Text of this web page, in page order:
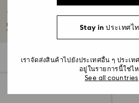
คอลเลกชัน Lucent
เตรียมพร้อมเปล่งประกายเจิดจ้าด้วยคริสตัลเจียระไนแ
ปรารถนา...
13 ผลลัพธ์ ตัวก
ตัว
กร
Stay in ประเทศไ
เราจัดส่งสินค้าไปยังประเทศอื่น ๆ ประเ
อยู่ในรายการนี้ใช่ไ
See all countries